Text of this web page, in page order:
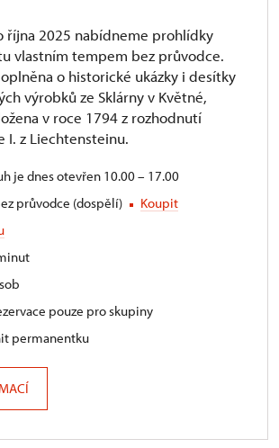
října 2025 nabídneme prohlídky
vlastním tempem bez průvodce.
o historické ukázky i desítky
výrobků ze Sklárny v Květné,
v roce 1794 z rozhodnutí
I. z Liechtensteinu.
je dnes otevřen 10.00 – 17.00
průvodce (dospělí)
Koupit
pouze pro skupiny
permanentku